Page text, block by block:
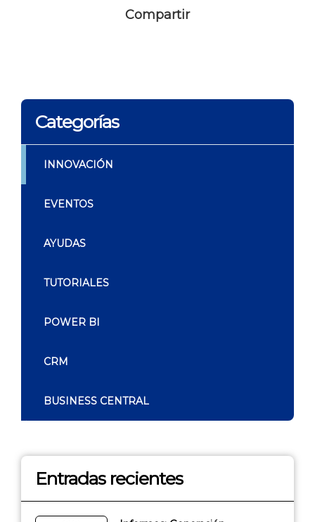
Compartir
Categorías
INNOVACIÓN
EVENTOS
AYUDAS
TUTORIALES
POWER BI
CRM
BUSINESS CENTRAL
Entradas recientes